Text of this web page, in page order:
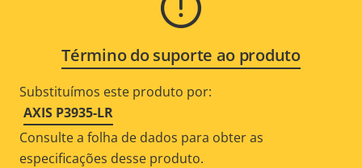
Término do suporte ao produto
Substituímos este produto por:
AXIS P3935-LR
Consulte a folha de dados para obter as
especificações desse produto.